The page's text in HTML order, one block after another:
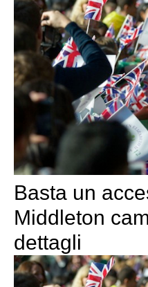
Basta un
Middleton
dettagli